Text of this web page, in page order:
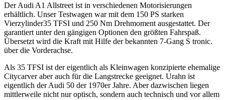
Der Audi A1 Allstreet ist in verschiedenen Motorisierungen
erhältlich. Unser Testwagen war mit dem 150 PS starken
Vierzylinder35 TFSI und 250 Nm Drehmoment ausgestattet. Der
garantiert unter den gängigen Optionen den größten Fahrspaß.
Übersetzt wird die Kraft mit Hilfe der bekannten 7-Gang S tronic.
über die Vorderachse.
Als 35 TFSI ist der eigentlich als Kleinwagen konzipierte ehemalige
Citycarver aber auch für die Langstrecke geeignet. Urahn ist
eigentlich der Audi 50 der 1970er Jahre. Aber dazwischen liegen
mittlerweile nicht nur optisch, sondern auch technisch und vor allem